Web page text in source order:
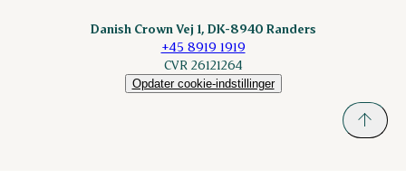
Danish Crown Vej 1, DK-8940 Randers
+45 8919 1919
CVR 26121264
Opdater cookie-indstillinger